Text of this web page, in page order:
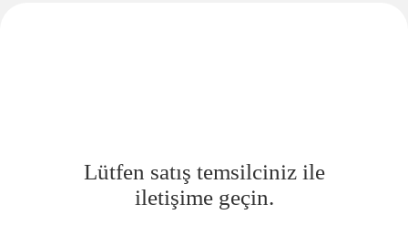
Lütfen satış temsilciniz ile
iletişime geçin.